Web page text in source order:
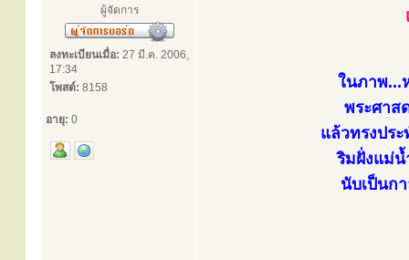
ผู้จัดการ
ลงทะเบียนเมื่อ: 27 มี.ค. 2006,
17:34
โพสต์: 8158
อายุ: 0
ในภาพ...
พระศาส
แล้วทรงปร
ริมฝั่งแม่
นับเป็นก